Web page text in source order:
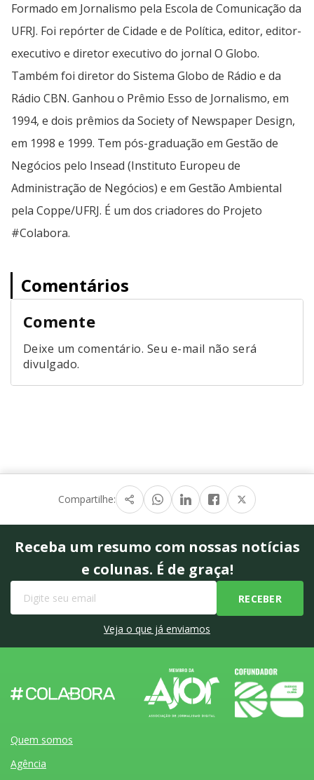
Formado em Jornalismo pela Escola de Comunicação da
UFRJ. Foi repórter de Cidade e de Política, editor, editor-
executivo e diretor executivo do jornal O Globo.
Também foi diretor do Sistema Globo de Rádio e da
Rádio CBN. Ganhou o Prêmio Esso de Jornalismo, em
1994, e dois prêmios da Society of Newspaper Design,
em 1998 e 1999. Tem pós-graduação em Gestão de
Negócios pelo Insead (Instituto Europeu de
Administração de Negócios) e em Gestão Ambiental
pela Coppe/UFRJ. É um dos criadores do Projeto
#Colabora.
Comentários
Comente
Deixe um comentário. Seu e-mail não será
divulgado.
Compartilhe:
Receba um resumo com nossas notícias
e colunas. É de graça!
Veja o que já enviamos
Quem somos
Agência